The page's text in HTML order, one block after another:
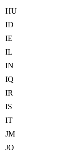
HU
ID
IE
IL
IN
IQ
IR
IS
IT
JM
JO